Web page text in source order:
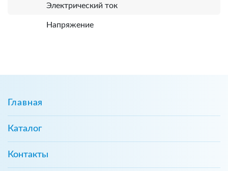
Электрический ток
Напряжение
Главная
Каталог
Контакты